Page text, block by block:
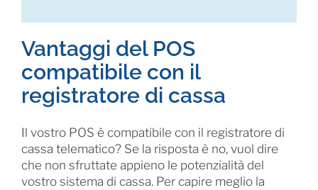
Vantaggi del POS
compatibile con il
registratore di cassa
Il vostro POS è compatibile con il registratore di
cassa telematico? Se la risposta è no, vuol dire
che non sfruttate appieno le potenzialità del
vostro sistema di cassa. Per capire meglio la